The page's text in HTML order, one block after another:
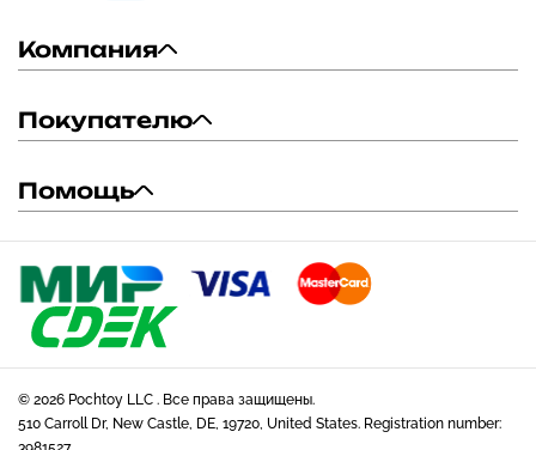
Компания
Покупателю
Помощь
© 2026 Pochtoy LLC . Все права защищены.
510 Carroll Dr, New Castle, DE, 19720, United States. Registration number: